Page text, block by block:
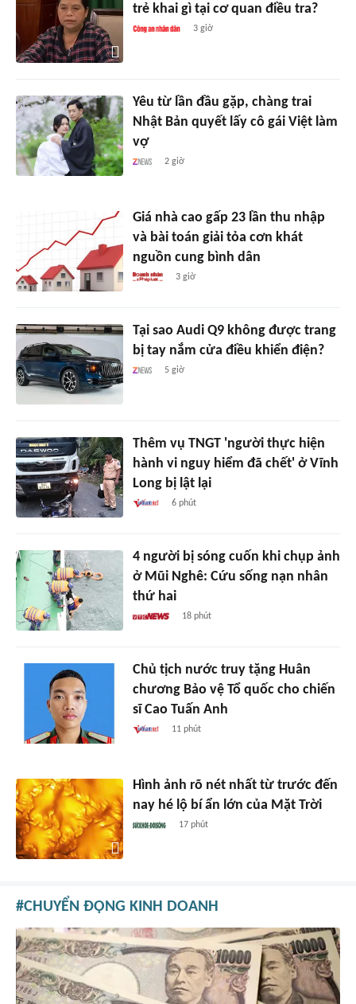
trẻ khai gì tại cơ quan điều tra?
3 giờ
Yêu từ lần đầu gặp, chàng trai
Nhật Bản quyết lấy cô gái Việt làm
vợ
2 giờ
Giá nhà cao gấp 23 lần thu nhập
và bài toán giải tỏa cơn khát
nguồn cung bình dân
3 giờ
Tại sao Audi Q9 không được trang
bị tay nắm cửa điều khiển điện?
5 giờ
Thêm vụ TNGT 'người thực hiện
hành vi nguy hiểm đã chết' ở Vĩnh
Long bị lật lại
6 phút
4 người bị sóng cuốn khi chụp ảnh
ở Mũi Nghê: Cứu sống nạn nhân
thứ hai
18 phút
Chủ tịch nước truy tặng Huân
chương Bảo vệ Tổ quốc cho chiến
sĩ Cao Tuấn Anh
11 phút
Hình ảnh rõ nét nhất từ trước đến
nay hé lộ bí ẩn lớn của Mặt Trời
17 phút
CHUYỂN ĐỘNG KINH DOANH